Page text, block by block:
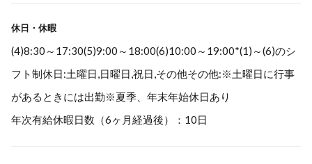
休日・休暇
(4)8:30～17:30(5)9:00～18:00(6)10:00～19:00*(1)～(6)のシ
フト制休日:土曜日,日曜日,祝日,その他その他:※土曜日に行事
があるときには出勤※夏季、年末年始休日あり
年次有給休暇日数（6ヶ月経過後）：10日